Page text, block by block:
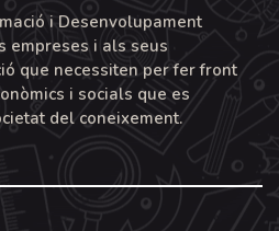
i Desenvolupament
empreses i als seus
que necessiten per fer front
i socials que es
del coneixement.